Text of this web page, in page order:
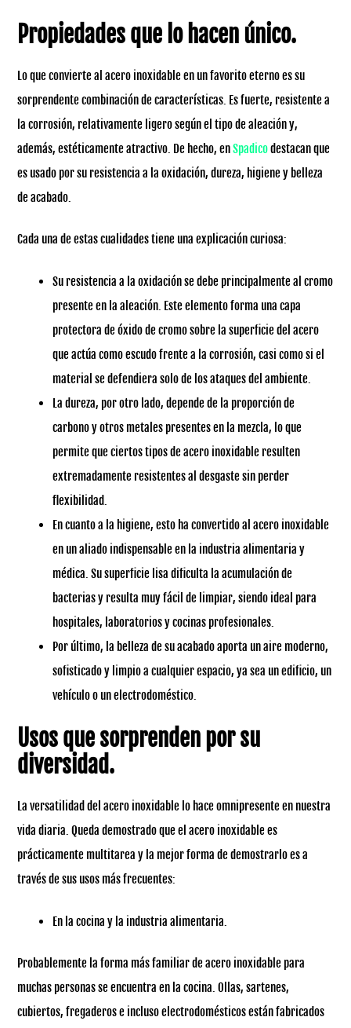
Propiedades que lo hacen único.
Lo que convierte al acero inoxidable en un favorito eterno es su
sorprendente combinación de características. Es fuerte, resistente a
la corrosión, relativamente ligero según el tipo de aleación y,
además, estéticamente atractivo. De hecho, enSpadicodestacan que
es usado por su resistencia a la oxidación, dureza, higiene y belleza
de acabado.
Cada una de estas cualidades tiene una explicación curiosa:
Su resistencia a la oxidación se debe principalmente al cromo
presente en la aleación. Este elemento forma una capa
protectora de óxido de cromo sobre la superficie del acero
que actúa como escudo frente a la corrosión, casi como si el
material se defendiera solo de los ataques del ambiente.
La dureza, por otro lado, depende de la proporción de
carbono y otros metales presentes en la mezcla, lo que
permite que ciertos tipos de acero inoxidable resulten
extremadamente resistentes al desgaste sin perder
flexibilidad.
En cuanto a la higiene, esto ha convertido al acero inoxidable
en un aliado indispensable en la industria alimentaria y
médica. Su superficie lisa dificulta la acumulación de
bacterias y resulta muy fácil de limpiar, siendo ideal para
hospitales, laboratorios y cocinas profesionales.
Por último, la belleza de su acabado aporta un aire moderno,
sofisticado y limpio a cualquier espacio, ya sea un edificio, un
vehículo o un electrodoméstico.
Usos que sorprenden por su
diversidad.
La versatilidad del acero inoxidable lo hace omnipresente en nuestra
vida diaria. Queda demostrado que el acero inoxidable es
prácticamente multitarea y la mejor forma de demostrarlo es a
través de sus usos más frecuentes:
En la cocina y la industria alimentaria.
Probablemente la forma más familiar de acero inoxidable para
muchas personas se encuentra en la cocina. Ollas, sartenes,
cubiertos, fregaderos e incluso electrodomésticos están fabricados